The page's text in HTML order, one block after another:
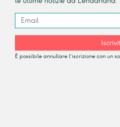
È possibile annullare l'iscrizione con un